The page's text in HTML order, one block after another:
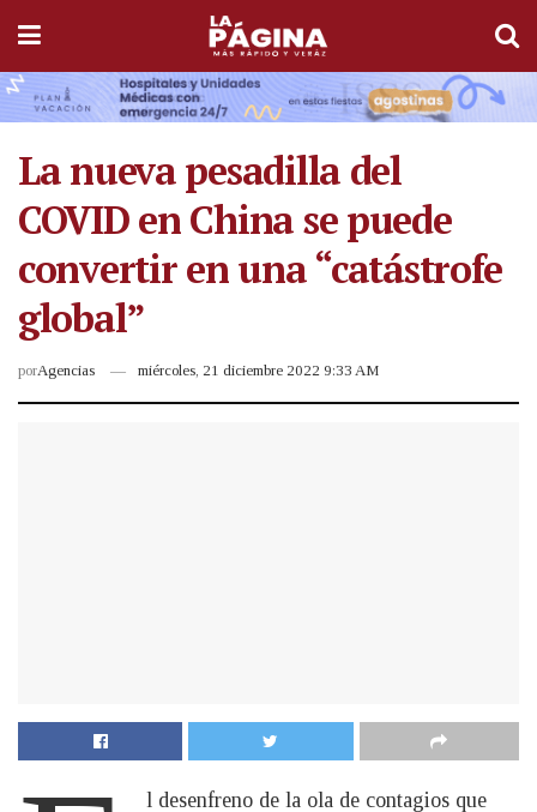
La nueva pesadilla del
COVID en China se puede
convertir en una “catástrofe
global”
porAgencias miércoles, 21 diciembre 2022 9:33 AM
l desenfreno de la ola de contagios que